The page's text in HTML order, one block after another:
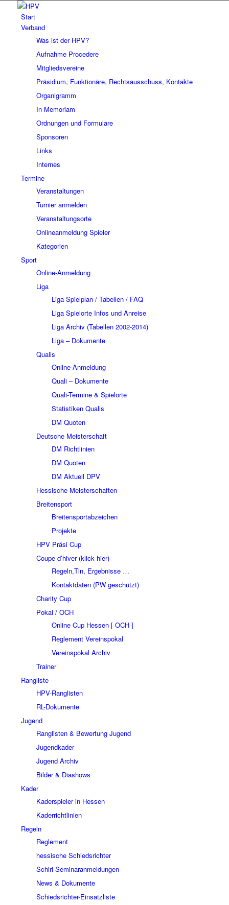
Start
Verband
Was ist der HPV?
Aufnahme Procedere
Mitgliedsvereine
Präsidium, Funktionäre, Rechtsausschuss, Kontakte
Organigramm
In Memoriam
Ordnungen und Formulare
Sponsoren
Links
Internes
Termine
Veranstaltungen
Turnier anmelden
Veranstaltungsorte
Onlineanmeldung Spieler
Kategorien
Sport
Online-Anmeldung
Liga
Liga Spielplan / Tabellen / FAQ
Liga Spielorte Infos und Anreise
Liga Archiv (Tabellen 2002-2014)
Liga – Dokumente
Qualis
Online-Anmeldung
Quali – Dokumente
Quali-Termine & Spielorte
Statistiken Qualis
DM Quoten
Deutsche Meisterschaft
DM Richtlinien
DM Quoten
DM Aktuell DPV
Hessische Meisterschaften
Breitensport
Breitensportabzeichen
Projekte
HPV Präsi Cup
Coupe d’hiver (klick hier)
Regeln,Tln, Ergebnisse …
Kontaktdaten (PW geschützt)
Charity Cup
Pokal / OCH
Online Cup Hessen [ OCH ]
Reglement Vereinspokal
Vereinspokal Archiv
Trainer
Rangliste
HPV-Ranglisten
RL-Dokumente
Jugend
Ranglisten & Bewertung Jugend
Jugendkader
Jugend Archiv
Bilder & Diashows
Kader
Kaderspieler in Hessen
Kaderrichtlinien
Regeln
Reglement
hessische Schiedsrichter
Schiri-Seminaranmeldungen
News & Dokumente
Schiedsrichter-Einsatzliste